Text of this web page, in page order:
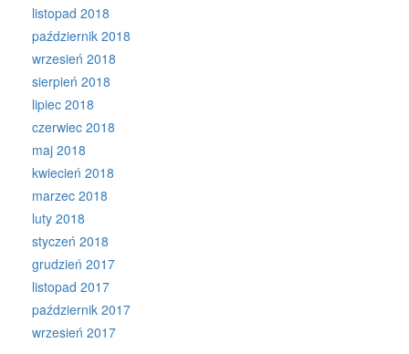
listopad 2018
październik 2018
wrzesień 2018
sierpień 2018
lipiec 2018
czerwiec 2018
maj 2018
kwiecień 2018
marzec 2018
luty 2018
styczeń 2018
grudzień 2017
listopad 2017
październik 2017
wrzesień 2017